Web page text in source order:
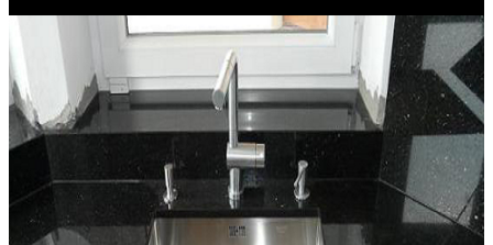
Danh Mục Sản Phẩm
Đá Granite
Đá Granite Màu Vàng
Đá Granite Màu Xám
Đá Granite Màu Đen